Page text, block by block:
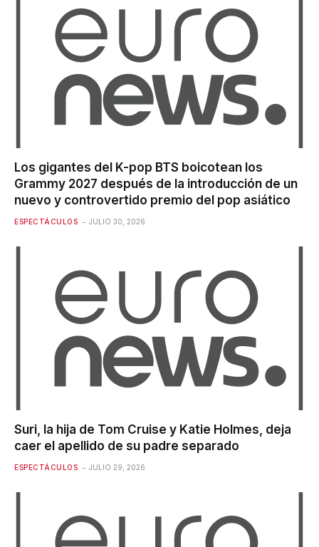
Los gigantes del K-pop BTS boicotean los
Grammy 2027 después de la introducción de un
nuevo y controvertido premio del pop asiático
ESPECTÁCULOS JULIO 30, 2026
Suri, la hija de Tom Cruise y Katie Holmes, deja
caer el apellido de su padre separado
ESPECTÁCULOS JULIO 29, 2026